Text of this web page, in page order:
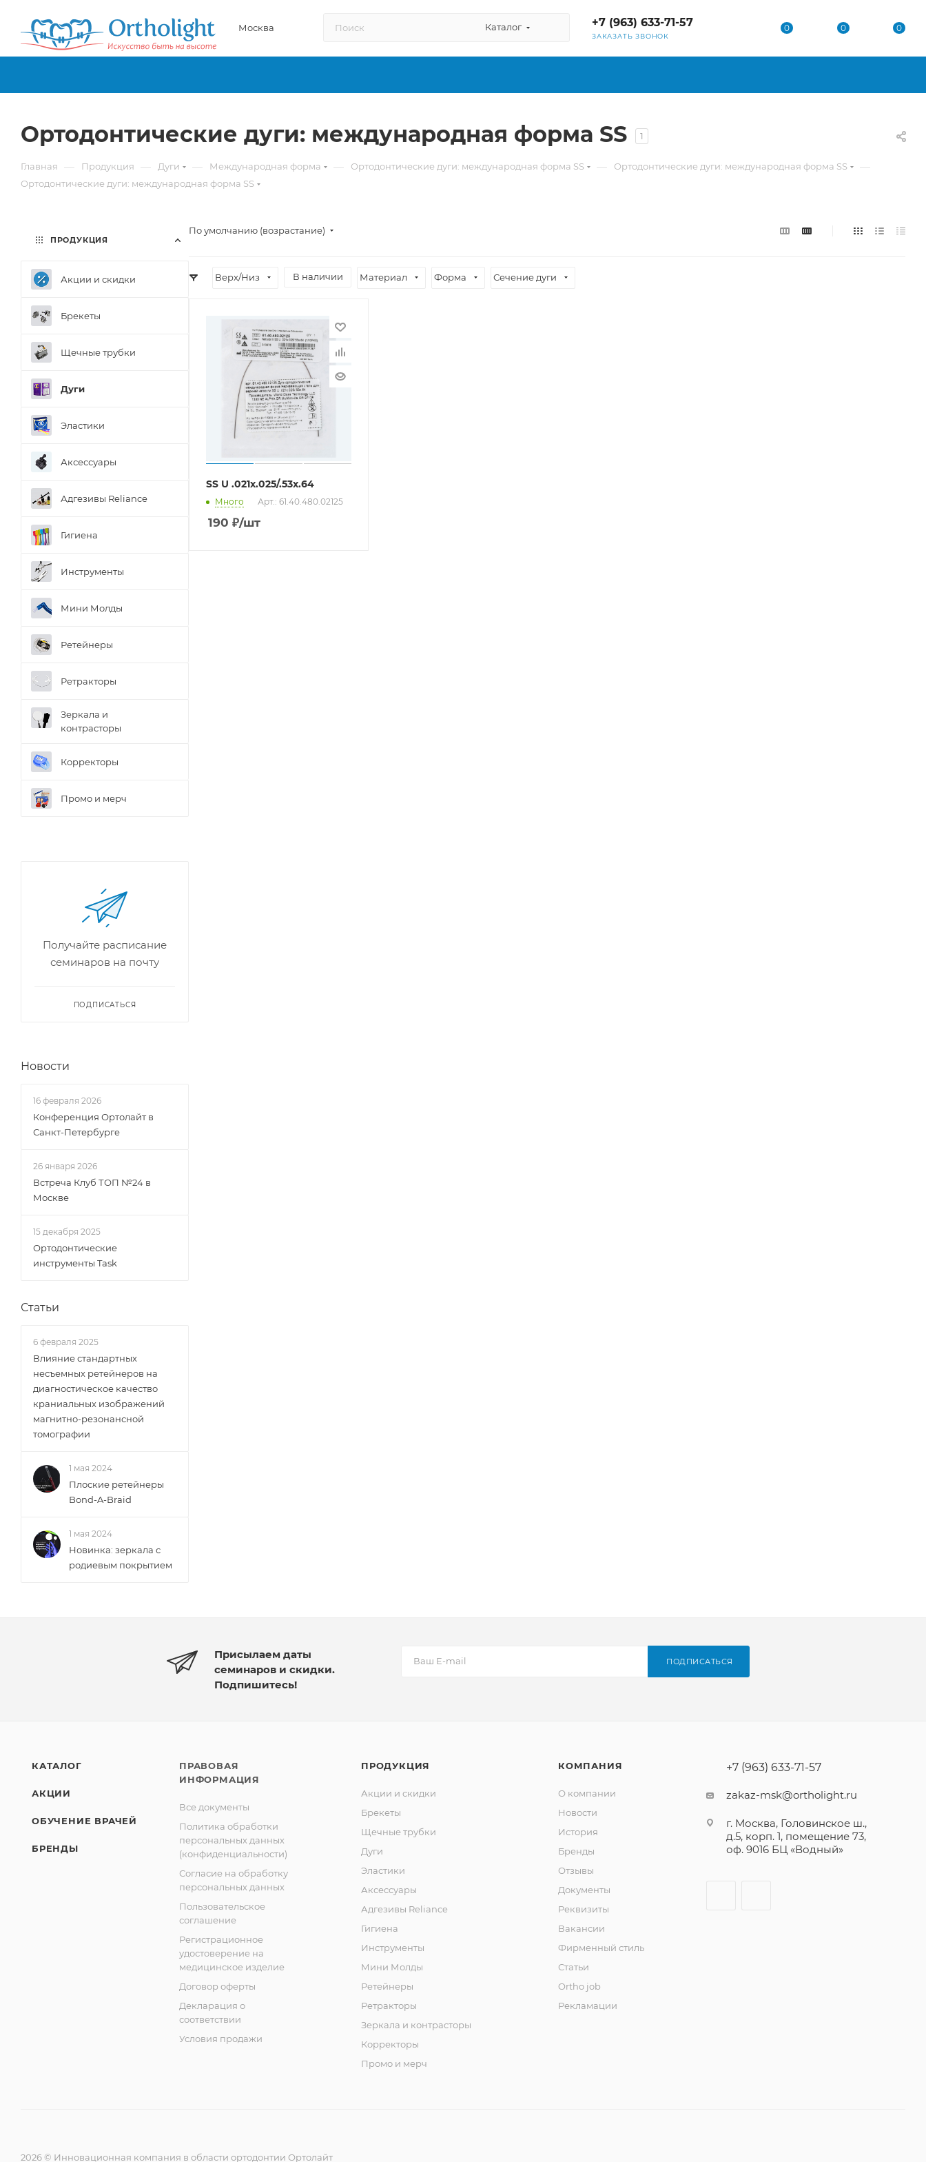
Москва Каталог +7 (963) 633-71-57
ЗАКАЗАТЬ ЗВОНОК
0 0 0
Ортодонтические дуги: международная форма SS 1
Главная — Продукция — Дуги — Международная форма — Ортодонтические дуги: международная форма SS — Ортодонтические дуги: международная форма SS —
Ортодонтические дуги: международная форма SS
По умолчанию (возрастание)
Верх/Низ В наличии Материал Форма Сечение дуги
SS U .021x.025/.53x.64
Много Арт.: 61.40.480.02125
190 ₽/шт
ПРОДУКЦИЯ
Акции и скидки
Брекеты
Щечные трубки
Дуги
Эластики
Аксессуары
Адгезивы Reliance
Гигиена
Инструменты
Мини Молды
Ретейнеры
Ретракторы
Зеркала и
контраcторы
Корректоры
Промо и мерч
Получайте расписание
семинаров на почту
ПОДПИСАТЬСЯ
Новости
16 февраля 2026
Конференция Ортолайт в
Санкт-Петербурге
26 января 2026
Встреча Клуб ТОП №24 в
Москве
15 декабря 2025
Ортодонтические
инструменты Task
Статьи
6 февраля 2025
Влияние стандартных
несъемных ретейнеров на
диагностическое качество
краниальных изображений
магнитно-резонансной
томографии
1 мая 2024
Плоские ретейнеры
Bond-A-Braid
1 мая 2024
Новинка: зеркала с
родиевым покрытием
Присылаем даты
семинаров и скидки.
Подпишитесь!
ПОДПИСАТЬСЯ
КАТАЛОГ
АКЦИИ
ОБУЧЕНИЕ ВРАЧЕЙ
БРЕНДЫ
ПРАВОВАЯ
ИНФОРМАЦИЯ
Все документы
Политика обработки
персональных данных
(конфиденциальности)
Согласие на обработку
персональных данных
Пользовательское
соглашение
Регистрационное
удостоверение на
медицинское изделие
Договор оферты
Декларация о
соответствии
Условия продажи
ПРОДУКЦИЯ
Акции и скидки
Брекеты
Щечные трубки
Дуги
Эластики
Аксессуары
Адгезивы Reliance
Гигиена
Инструменты
Мини Молды
Ретейнеры
Ретракторы
Зеркала и контраcторы
Корректоры
Промо и мерч
КОМПАНИЯ
О компании
Новости
История
Бренды
Отзывы
Документы
Реквизиты
Вакансии
Фирменный стиль
Статьи
Ortho job
Рекламации
+7 (963) 633-71-57
zakaz-msk@ortholight.ru
г. Москва, Головинское ш.,
д.5, корп. 1, помещение 73,
оф. 9016 БЦ «Водный»
2026 © Инновационная компания в области ортодонтии Ортолайт